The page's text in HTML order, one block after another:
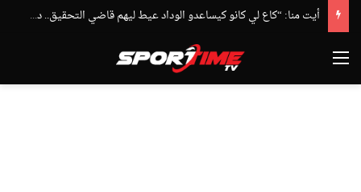
أيت منا: “كاع لي كانو كيساعدو الوداد عيط ليهم قاضي التحقيق.. دابا حتى شي واحد ما بقا باغي يعاون”
القائمة